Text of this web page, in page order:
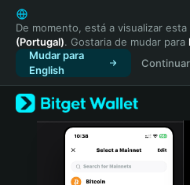
English
日本語
Tiếng Việt
Русский
Español (Latinoamérica)
Türkçe
Italiano
De momento, está a visualizar esta
(Portugal). Gostaria de mudar para
Mudar para
English